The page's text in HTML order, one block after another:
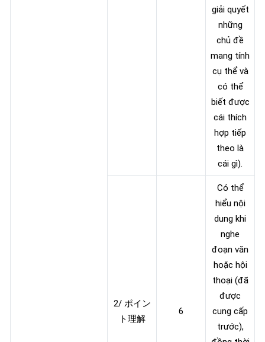
giải quyết
những
chủ đề
mang tính
cụ thể và
có thể
biết được
cái thích
hợp tiếp
theo là
cái gì).
2/ ポイン
ト理解
6
Có thể
hiểu nội
dung khi
nghe
đoạn văn
hoặc hội
thoại (đã
được
cung cấp
trước),